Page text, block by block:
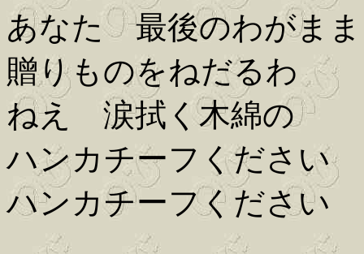
あなた 最後のわがまま
贈りものをねだるわ
ねえ 涙拭く木綿の
ハンカチーフください
ハンカチーフください